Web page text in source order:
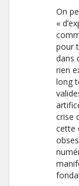
On
«
pour
dans
rien
long
crise
cette